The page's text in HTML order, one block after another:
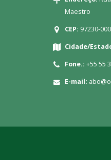
Maestro
CEP: 97230-000
Cidade/
Fone.: +55 55
E-mail: